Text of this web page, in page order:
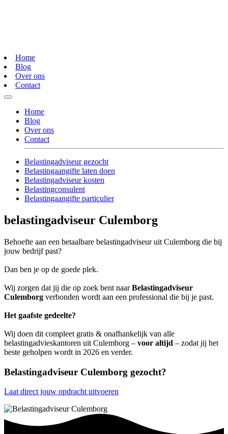
Home
Blog
Over ons
Contact
Home
Blog
Over ons
Contact
Belastingadviseur gezocht
Belastingaangifte laten doen
Belastingadviseur kosten
Belastingconsulent
Belastingaangifte particulier
belastingadviseur Culemborg
Behoefte aan een betaalbare belastingadviseur uit Culemborg die bij
jouw bedrijf past?
Dan ben je op de goede plek.
Wij zorgen dat jij die op zoek bent naarBelastingadviseur
Culemborg verbonden wordt aan een professional die bij je past.
Het gaafste gedeelte?
Wij doen dit compleet gratis & onafhankelijk van alle
belastingadvieskantoren uit Culemborg – voor altijd – zodat jij het
beste geholpen wordt in 2026 en verder.
Belastingadviseur Culemborg gezocht?
Laat direct jouw opdracht uitvoeren